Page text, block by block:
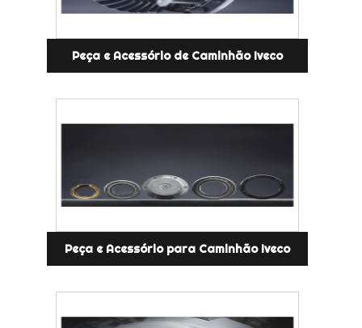
Peça e Acessório de Caminhão Iveco
Peça e Acessório para Caminhão Iveco